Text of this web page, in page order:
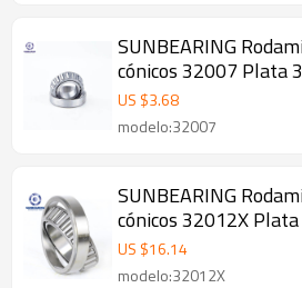
SUNBEARING
cónicos 32007 Plata
Acero al cromo GCR15
US $3.68
modelo:32007
SUNBEARING
cónicos 32012X
Acero al cromo GCR15
US $16.14
modelo:32012X